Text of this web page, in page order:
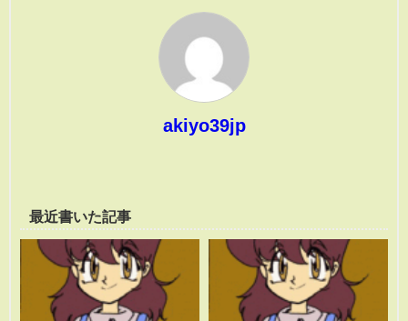
akiyo39jp
最近書いた記事